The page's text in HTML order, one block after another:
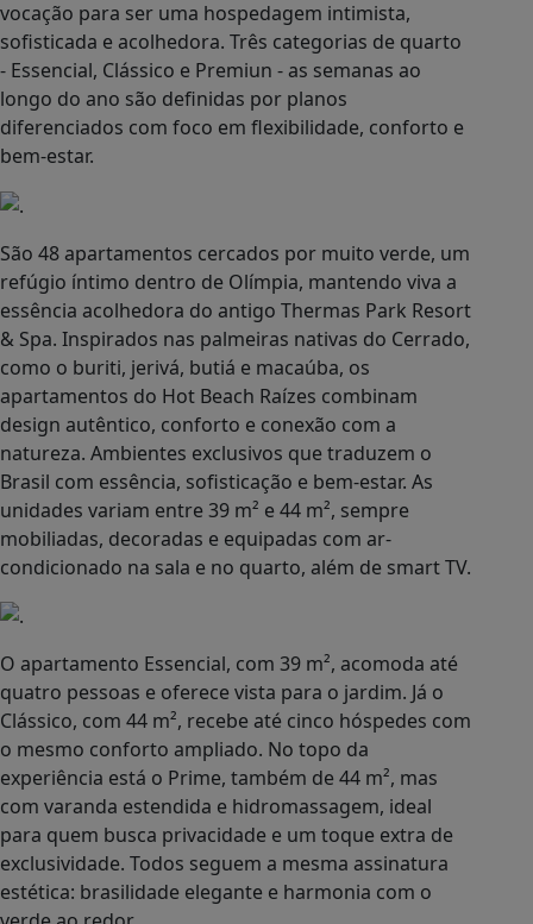
mobiliadas, decoradas e equipadas com ar-
condicionado na sala e no quarto, além de smart TV.
O apartamento Essencial, com 39 m², acomoda até
quatro pessoas e oferece vista para o jardim. Já o
Clássico, com 44 m², recebe até cinco hóspedes com
o mesmo conforto ampliado. No topo da
experiência está o Prime, também de 44 m², mas
com varanda estendida e hidromassagem, ideal
para quem busca privacidade e um toque extra de
exclusividade. Todos seguem a mesma assinatura
estética: brasilidade elegante e harmonia com o
verde ao redor.
A estrutura ainda inclui um club house acolhedor,
sala de relacionamento exclusiva e gastronomia
brasileira do café ao jantar, tudo pensado para
reforçar a sensação de “casa de férias”. Ao adquirir
uma unidade, o visitante se torna parte desse
ambiente, ganhando acesso anual ao Hot Beach
autenticidade, natureza e privacidade.
O novo nome, Raízes, acompanha um olhar
renovado para aquilo que o espaço sempre
ofereceu: bem-estar, contato verdadeiro com a
natureza e uma hospitalidade que parece abraço. O
resort preserva uma atmosfera tranquila, quase
artesanal, onde cada detalhe foi pensado para
quem valoriza tempo de qualidade, silêncio bonito e
momentos compartilhados sem pressa. No Raízes,